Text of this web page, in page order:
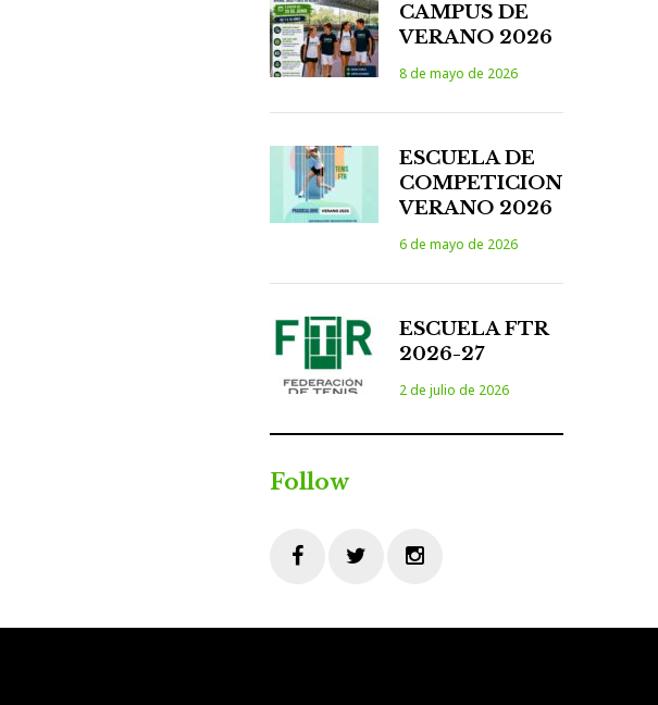
CAMPUS DE
VERANO 2026
8 de mayo de 2026
ESCUELA DE
COMPETICION
VERANO 2026
6 de mayo de 2026
ESCUELA FTR
2026-27
2 de julio de 2026
Follow